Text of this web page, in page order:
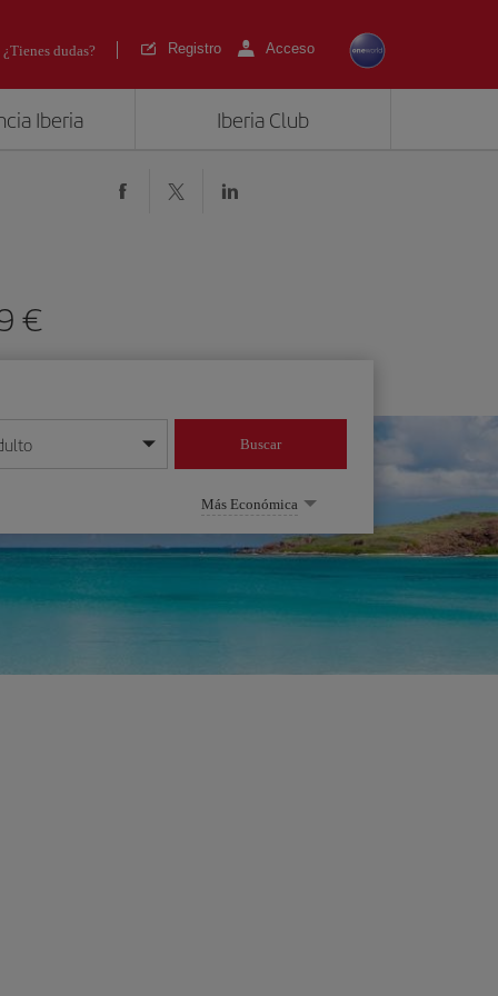
¿Tienes dudas? Registro Acceso
Iberia Iberia Club
mes/año
Buscar
Más Económica